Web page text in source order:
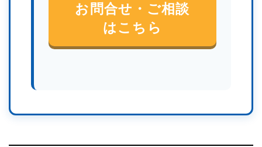
お問合せ・ご相談
はこちら